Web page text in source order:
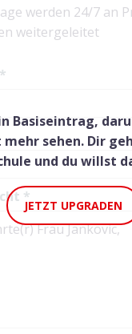
Basiseintrag,
mehr sehen. Dir
und du willst
JETZT UPGRADEN
werden 24/7 an
weitergeleitet
*
*